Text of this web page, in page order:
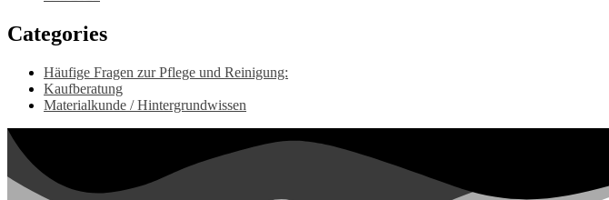
Categories
Häufige Fragen zur Pflege und Reinigung:
Kaufberatung
Materialkunde / Hintergrundwissen